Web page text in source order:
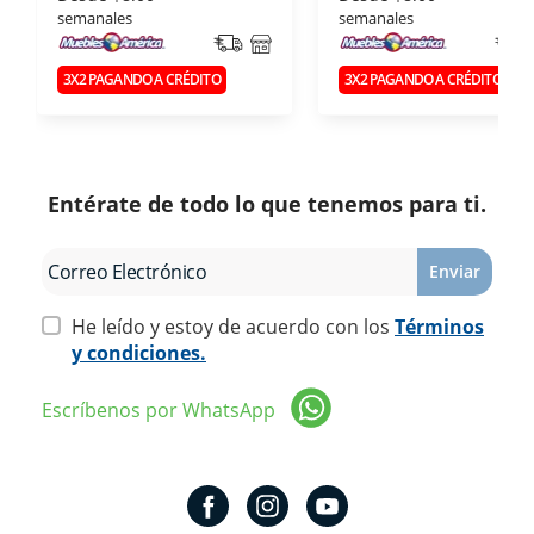
semanales
3X2 PAGANDO A CRÉDITO
semanales
3X2 PAGANDO A CRÉDITO
Entérate de todo lo que tenemos para ti.
Enviar
He leído y estoy de acuerdo con los Términos
y condiciones.
Escríbenos por WhatsApp